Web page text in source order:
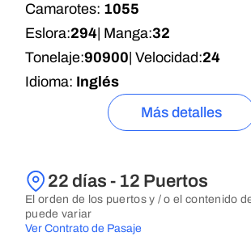
Camarotes: 1055
Eslora:294 | Manga:32
Tonelaje:90900 | Velocidad:24
Idioma: Inglés
Más detalles
22 días - 12 Puertos
El orden de los puertos y / o el contenido
puede variar
Ver Contrato de Pasaje